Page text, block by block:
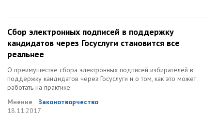
Сбор электронных подписей в поддержку
кандидатов через Госуслуги становится все
реальнее
О преимуществе сбора электронных подписей избирателей в
поддержку кандидатов через Госуслуги и о том, как это может
работать на практике
Мнение
Законотворчество
18.11.2017